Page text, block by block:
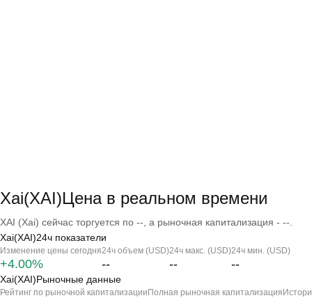
Xai(XAI)Цена в реальном времени
XAI (Xai) сейчас торгуется по --, а рыночная капитализация - --.
Xai(XAI)24ч показатели
Изменение цены сегодня
+4.00%
24ч объем (USD)
--
24ч макс. (USD)
--
24ч мин. (USD)
--
Xai(XAI)Рыночные данные
Рейтинг по рыночной капитализации Полная рыночная капитализация